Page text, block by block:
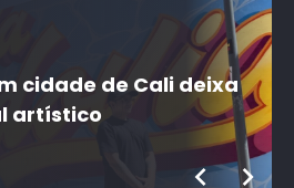
cidade de Cali deixa
artístico